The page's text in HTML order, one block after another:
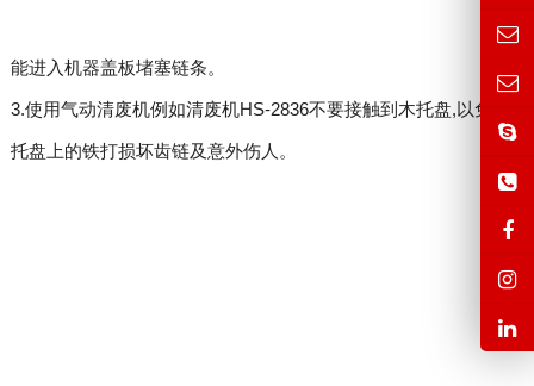
能进入机器盖板堵塞链条。
3.使用气动清废机例如清废机HS-2836不要接触到木托盘,以免木
托盘上的铁打损坏齿链及意外伤人。